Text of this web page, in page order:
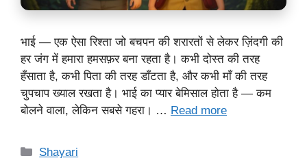
भाई — एक ऐसा रिश्ता जो बचपन की शरारतों से लेकर ज़िंदगी की
हर जंग में हमारा हमसफ़र बना रहता है। कभी दोस्त की तरह
हँसाता है, कभी पिता की तरह डाँटता है, और कभी माँ की तरह
चुपचाप ख्याल रखता है। भाई का प्यार बेमिसाल होता है — कम
बोलने वाला, लेकिन सबसे गहरा। … Read more
Categories
Shayari